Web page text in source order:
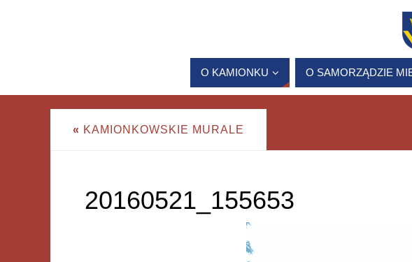
O KAMIONKU O SAMORZĄDZIE
« KAMIONKOWSKIE MURALE
20160521_155653